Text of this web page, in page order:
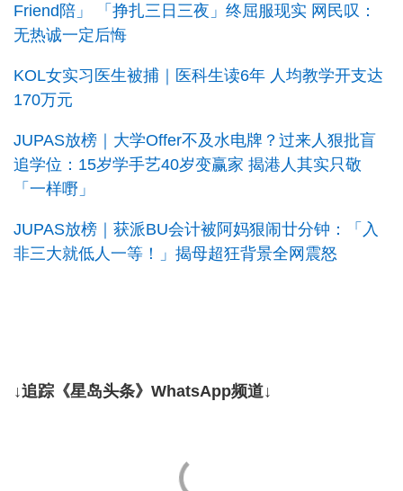
Friend陪」 「挣扎三日三夜」终屈服现实 网民叹：
无热诚一定后悔
KOL女实习医生被捕｜医科生读6年 人均教学开支达
170万元
JUPAS放榜｜大学Offer不及水电牌？过来人狠批盲
追学位：15岁学手艺40岁变赢家 揭港人其实只敬
「一样嘢」
JUPAS放榜｜获派BU会计被阿妈狠闹廿分钟：「入
非三大就低人一等！」揭母超狂背景全网震怒
↓追踪《星岛头条》WhatsApp频道↓